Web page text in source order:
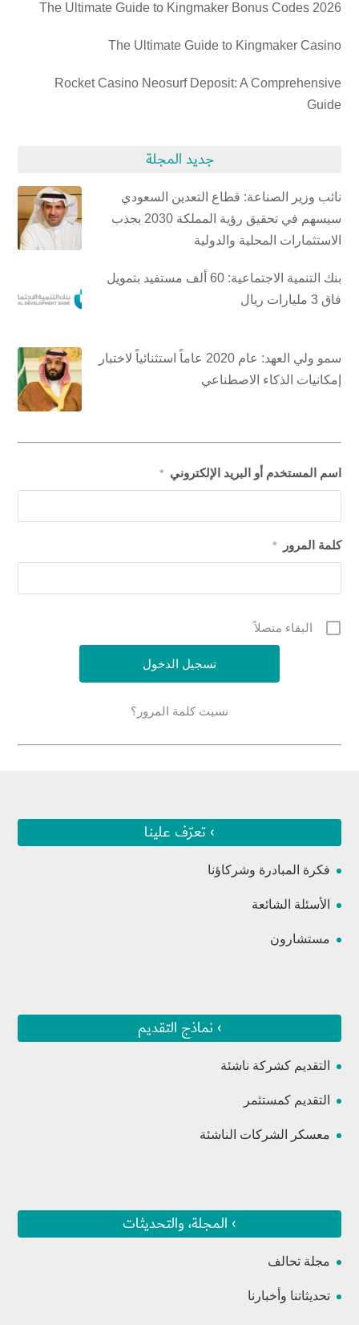
The Ultimate Guide to Kingmaker Bonus Codes 2026
The Ultimate Guide to Kingmaker Casino
Rocket Casino Neosurf Deposit: A Comprehensive
Guide
جديد المجلة
نائب وزير الصناعة: قطاع التعدين السعودي
سيسهم في تحقيق رؤية المملكة 2030 بجذب
الاستثمارات المحلية والدولية
بنك التنمية الاجتماعية: 60 ألف مستفيد بتمويل
فاق 3 مليارات ريال
سمو ولي العهد: عام 2020 عاماً استثنائياً لاختبار
إمكانيات الذكاء الاصطناعي
اسم المستخدم أو البريد الإلكتروني *
كلمة المرور *
البقاء متصلاً
نسيت كلمة المرور؟
› تعرّف علينا
فكرة المبادرة وشركاؤنا
الأسئلة الشائعة
مستشارون
› نماذج التقديم
التقديم كشركة ناشئة
التقديم كمستثمر
معسكر الشركات الناشئة
› المجلة، والتحديثات
مجلة تحالف
تحديثاتنا وأخبارنا